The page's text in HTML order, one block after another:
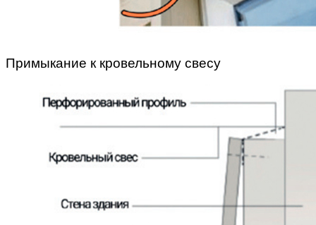
Примыкание к кровельному свесу